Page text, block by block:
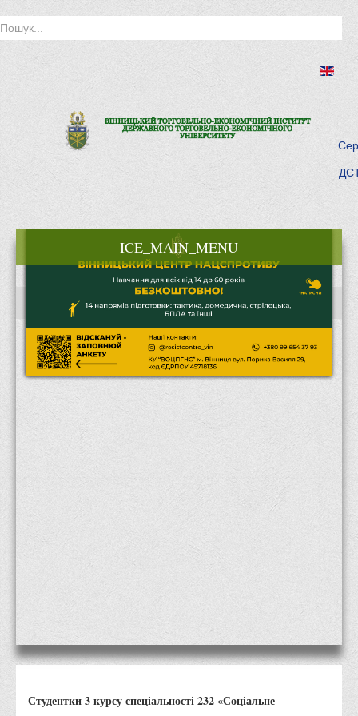
ICE_MAIN_MENU
Історія інституту
Інститут сьогодні
Місія та цілі
Публічна інформація
Заходи запобігання протиправним діям
Антикорупційні заходи
Протидія тероризму та насиллю
Як розпізнати глорифікацію збройної агресії РФ проти
України та протистояти їй?
Правила поведінки у разі виявлення вибухонебезпечних
Протидія торгівлі людьми
характеру
Студентки 3 курсу спеціальності 232 «Соціальне